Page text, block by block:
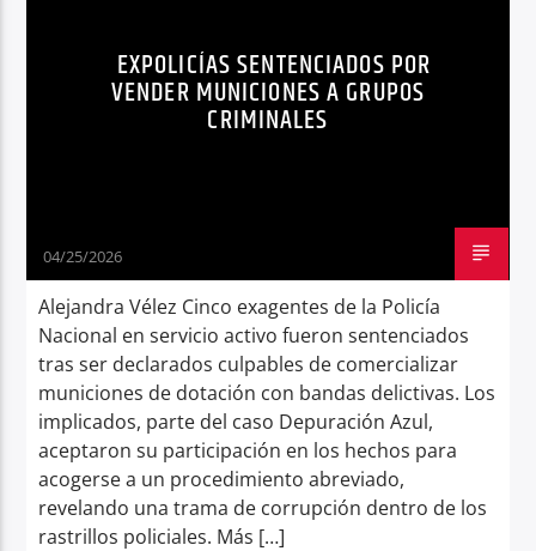
Radio holaEXPOLICÍAS SENTENCIADOS POR
VENDER MUNICIONES A GRUPOS
CRIMINALES
04/25/2026
Alejandra Vélez Cinco exagentes de la Policía
Nacional en servicio activo fueron sentenciados
tras ser declarados culpables de comercializar
municiones de dotación con bandas delictivas. Los
implicados, parte del caso Depuración Azul,
aceptaron su participación en los hechos para
acogerse a un procedimiento abreviado,
revelando una trama de corrupción dentro de los
rastrillos policiales. Más […]